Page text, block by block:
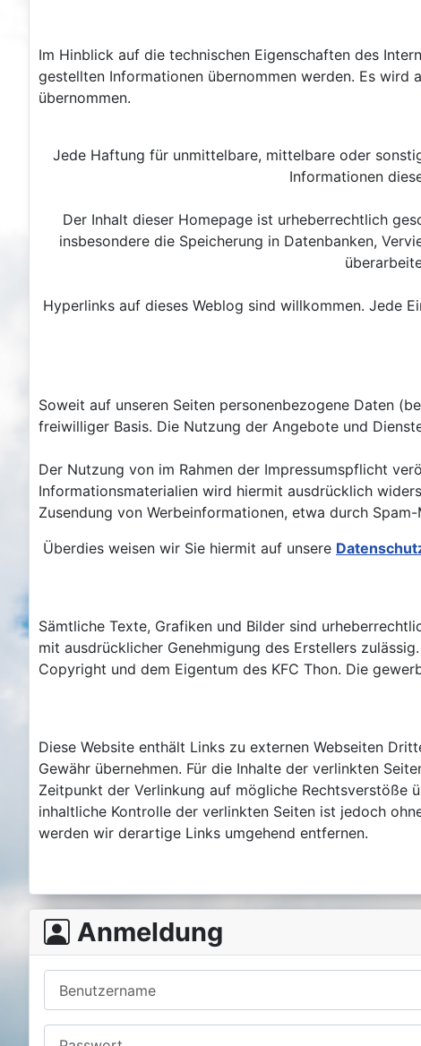
Im Hinblick auf die technischen Eigenschaften des
gestellten Informationen übernommen werden. Es
übernommen.
Jede Haftung für unmittelbare, mittelbare oder
Informationen
Der Inhalt dieser Homepage ist urheberrechtlich
insbesondere die Speicherung in Datenbanken,
Hyperlinks auf dieses Weblog sind willkommen. Jede
Soweit auf unseren Seiten personenbezogene Daten
freiwilliger Basis. Die Nutzung der Angebote und
Der Nutzung von im Rahmen der Impressumspflicht
Informationsmaterialien wird hiermit ausdrücklich
Zusendung von Werbeinformationen, etwa durch Spam-
Überdies weisen wir Sie hiermit auf unsere
Sämtliche Texte, Grafiken und Bilder sind
mit ausdrücklicher Genehmigung des Erstellers
Copyright und dem Eigentum des KFC Thon. Die
Diese Website enthält Links zu externen Webseiten
Gewähr übernehmen. Für die Inhalte der verlinkten
Zeitpunkt der Verlinkung auf mögliche Rechtsverstöße
inhaltliche Kontrolle der verlinkten Seiten ist jedoch
werden wir derartige Links umgehend entfernen.
Anmeldung